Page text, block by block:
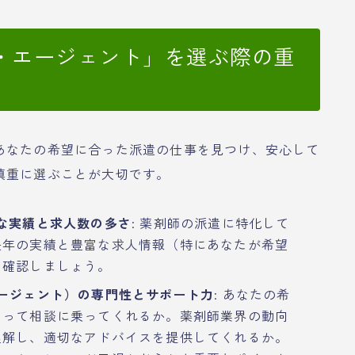
ージェント」を選ぶ際の重
たの希望に合った派遣の仕事を見つけ、安心して
に選ぶことが大切です。
実績と求人数の多さ: 薬剤師の派遣に特化して
の実績と豊富な求人情報（特にあなたが希望
認しましょう。
ジェント）の専門性とサポート力: あなたの希
て相談に乗ってくれるか。薬剤師業界の動向
し、適切なアドバイスを提供してくれるか。